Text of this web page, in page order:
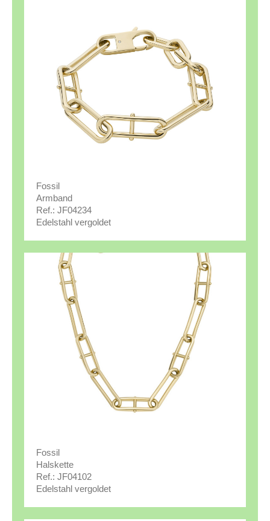
Fossil
Armband
Ref.: JF04234
Edelstahl vergoldet
Fossil
Halskette
Ref.: JF04102
Edelstahl vergoldet